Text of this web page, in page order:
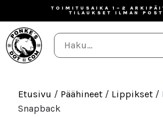
TOIMITUSAIKA 1–2
TILAUKSET ILMAN
Etusivu / Päähineet / Lippikset /
Snapback